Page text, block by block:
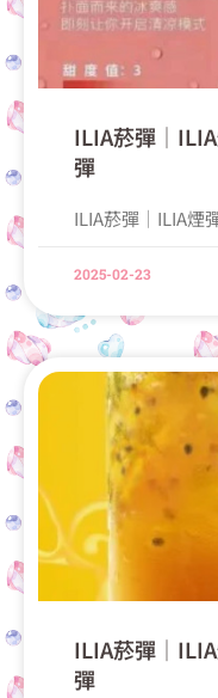
ILIA菸彈
彈
ILIA菸彈│ILIA煙
2025-02-23
ILIA菸彈
彈